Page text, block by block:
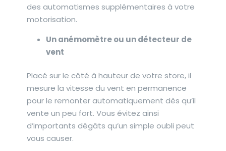
des automatismes supplémentaires à votre
motorisation.
Un anémomètre ou un détecteur de
vent
Placé sur le côté à hauteur de votre store, il
mesure la vitesse du vent en permanence
pour le remonter automatiquement dès qu’il
vente un peu fort. Vous évitez ainsi
d’importants dégâts qu’un simple oubli peut
vous causer.